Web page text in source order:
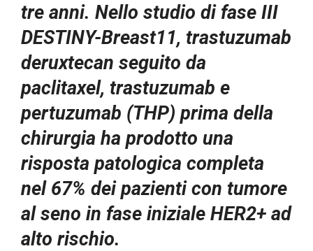
tre anni. Nello studio di fase III
DESTINY-Breast11, trastuzumab
deruxtecan seguito da
paclitaxel, trastuzumab e
pertuzumab (THP) prima della
chirurgia ha prodotto una
risposta patologica completa
nel 67% dei pazienti con tumore
al seno in fase iniziale HER2+ ad
alto rischio.